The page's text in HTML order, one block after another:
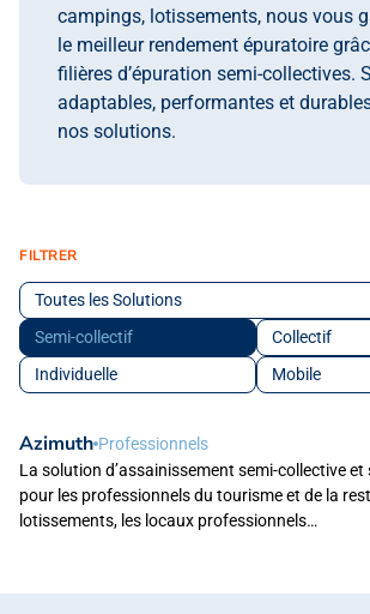
campings, lotissements, nous vous
le meilleur rendement épuratoire
filières d’épuration semi-collectives.
adaptables, performantes et
nos solutions.
FILTRER
Toutes les Solutions
Semi-collectif
Collectif
Individuelle
Mobile
Azimuth Professionnels
La solution d’assainissement semi-collective
pour les professionnels du tourisme et de la
lotissements, les locaux professionnels…